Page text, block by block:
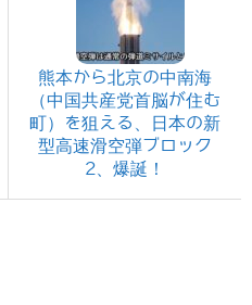
熊本から北京の中南海
（中国共産党首脳が住む
町）を狙える、日本の新
型高速滑空弾ブロック
2、爆誕！